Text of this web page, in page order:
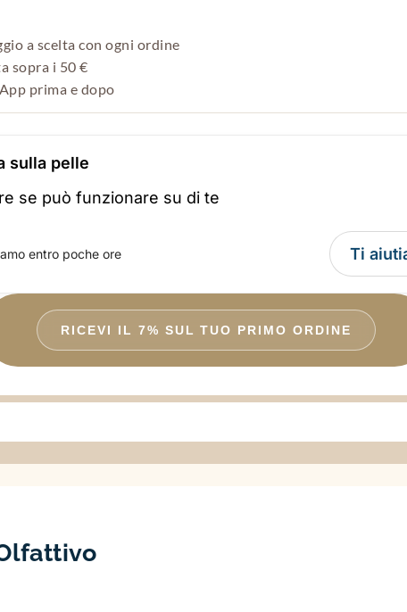
a scelta con ogni ordine
sopra i 50 €
prima e dopo
sulla pelle
se può funzionare su di te
entro poche ore Ti
RICEVI IL 7% SUL TUO PRIMO ORDINE